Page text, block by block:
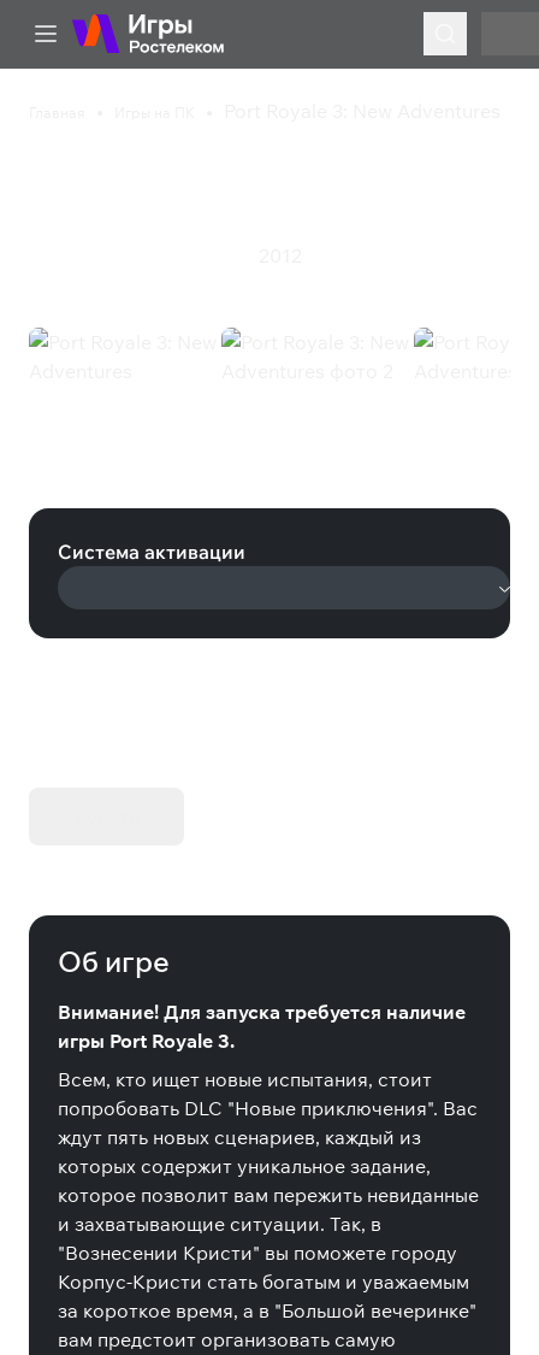
Система активации
Об игре
Внимание! Для запуска требуется наличие
игры Port Royale 3.
Всем, кто ищет новые испытания, стоит
попробовать DLC "Новые приключения". Вас
ждут пять новых сценариев, каждый из
которых содержит уникальное задание,
которое позволит вам пережить невиданные
и захватывающие ситуации. Так, в
"Вознесении Кристи" вы поможете городу
Корпус-Кристи стать богатым и уважаемым
за короткое время, а в "Большой вечеринке"
вам предстоит организовать самую